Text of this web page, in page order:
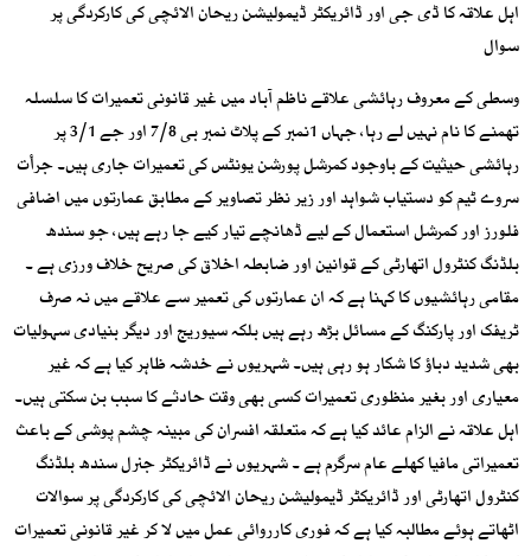
اہل علاقہ کا ڈی جی اور ڈائریکٹر ڈیمولیشن ریحان الائچی کی کارکردگی پر
سوال
وسطی کے معروف رہائشی علاقے ناظم آباد میں غیر قانونی تعمیرات کا سلسلہ
تھمنے کا نام نہیں لے رہا، جہاں 1نمبر کے پلاٹ نمبر بی 7/8 اور جے 3/1 پر
رہائشی حیثیت کے باوجود کمرشل پورشن یونٹس کی تعمیرات جاری ہیں۔ جرأت
سروے ٹیم کو دستیاب شواہد اور زیر نظر تصاویر کے مطابق عمارتوں میں اضافی
فلورز اور کمرشل استعمال کے لیے ڈھانچے تیار کیے جا رہے ہیں، جو سندھ
بلڈنگ کنٹرول اتھارٹی کے قوانین اور ضابطہ اخلاق کی صریح خلاف ورزی ہے ۔
مقامی رہائشیوں کا کہنا ہے کہ ان عمارتوں کی تعمیر سے علاقے میں نہ صرف
ٹریفک اور پارکنگ کے مسائل بڑھ رہے ہیں بلکہ سیوریج اور دیگر بنیادی سہولیات
بھی شدید دباؤ کا شکار ہو رہی ہیں۔ شہریوں نے خدشہ ظاہر کیا ہے کہ غیر
معیاری اور بغیر منظوری تعمیرات کسی بھی وقت حادثے کا سبب بن سکتی ہیں۔
اہل علاقہ نے الزام عائد کیا ہے کہ متعلقہ افسران کی مبینہ چشم پوشی کے باعث
تعمیراتی مافیا کھلے عام سرگرم ہے ۔ شہریوں نے ڈائریکٹر جنرل سندھ بلڈنگ
کنٹرول اتھارٹی اور ڈائریکٹر ڈیمولیشن ریحان الائچی کی کارکردگی پر سوالات
اٹھاتے ہوئے مطالبہ کیا ہے کہ فوری کارروائی عمل میں لا کر غیر قانونی تعمیرات